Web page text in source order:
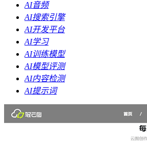
AI音频
AI搜索引擎
AI开发平台
AI学习
AI训练模型
AI模型评测
AI内容检测
AI提示词